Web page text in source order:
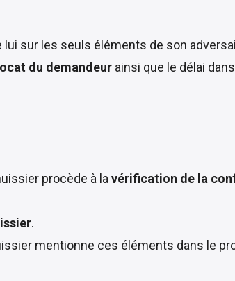
lui sur les seuls éléments de son
du demandeur ainsi que le délai
procède à la vérification de la
.
mentionne ces éléments dans le